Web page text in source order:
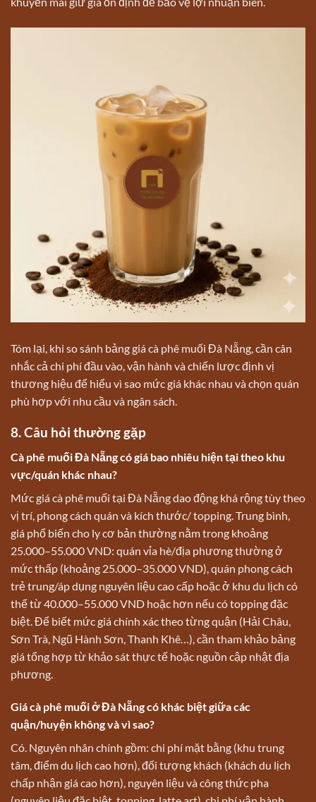
Tóm lại, khi so sánh bảng giá cà phê muối Đà Nẵng, cần cân
nhắc cả chi phí đầu vào, vận hành và chiến lược định vị
thương hiệu để hiểu vì sao mức giá khác nhau và chọn quán
phù hợp với nhu cầu và ngân sách.
8. Câu hỏi thường gặp
Cà phê muối Đà Nẵng có giá bao nhiêu hiện tại theo khu
vực/quán khác nhau?
Mức giá cà phê muối tại Đà Nẵng dao động khá rộng tùy theo
vị trí, phong cách quán và kích thước/ topping. Trung bình,
giá phổ biến cho ly cơ bản thường nằm trong khoảng
25.000–55.000 VND: quán vỉa hè/địa phương thường ở
mức thấp (khoảng 25.000–35.000 VND), quán phong cách
trẻ trung/áp dụng nguyên liệu cao cấp hoặc ở khu du lịch có
thể từ 40.000–55.000 VND hoặc hơn nếu có topping đặc
biệt. Để biết mức giá chính xác theo từng quận (Hải Châu,
Sơn Trà, Ngũ Hành Sơn, Thanh Khê…), cần tham khảo bảng
giá tổng hợp từ khảo sát thực tế hoặc nguồn cập nhật địa
phương.
Giá cà phê muối ở Đà Nẵng có khác biệt giữa các
quận/huyện không và vì sao?
Có. Nguyên nhân chính gồm: chi phí mặt bằng (khu trung
tâm, điểm du lịch cao hơn), đối tượng khách (khách du lịch
chấp nhận giá cao hơn), nguyên liệu và công thức pha